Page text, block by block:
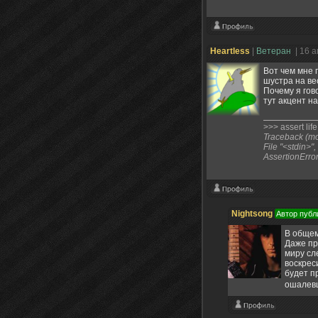
Heartless Ветеран
| 16
Вот чем мне
шустра на
Почему я
тут акцент
>>> assert
Traceback
File
AssertionError
Nightsong Автор
В
Даже
миру
будет